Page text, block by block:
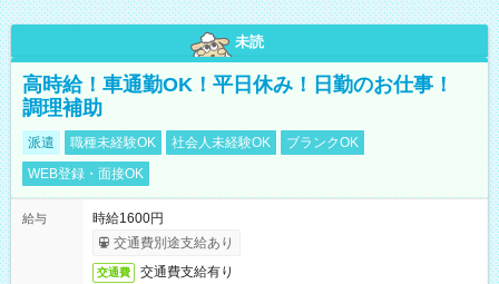
未読
高時給！車通勤OK！平日休み！日勤のお仕事！
調理補助
派遣 職種未経験OK 社会人未経験OK
ブランクOK
WEB登録・面接OK
給与
時給1600円
交通費別途支給あり
交通費 交通費支給有り